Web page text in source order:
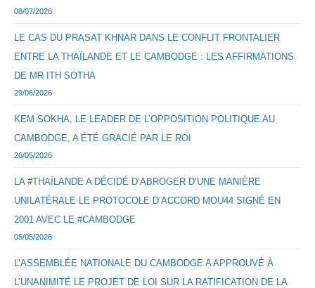
08/07/2026
LE CAS DU PRASAT KHNAR DANS LE CONFLIT FRONTALIER
ENTRE LA THAÏLANDE ET LE CAMBODGE : LES AFFIRMATIONS
DE MR ITH SOTHA
29/06/2026
KEM SOKHA, LE LEADER DE L’OPPOSITION POLITIQUE AU
CAMBODGE, A ÉTÉ GRACIÉ PAR LE ROI
26/05/2026
LA #THAÏLANDE A DÉCIDÉ D’ABROGER D’UNE MANIÈRE
UNILATÉRALE LE PROTOCOLE D’ACCORD MOU44 SIGNÉ EN
2001 AVEC LE #CAMBODGE
05/05/2026
L’ASSEMBLÉE NATIONALE DU CAMBODGE A APPROUVÉ À
L’UNANIMITÉ LE PROJET DE LOI SUR LA RATIFICATION DE LA